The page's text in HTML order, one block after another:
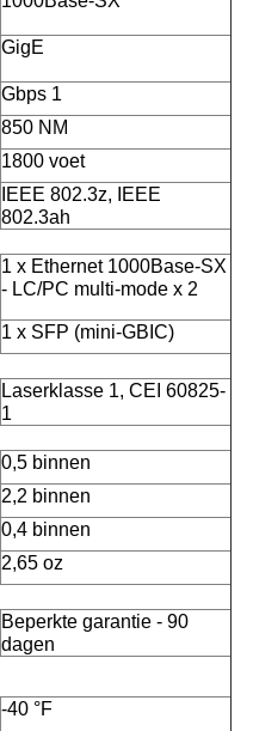
GigE
Gbps 1
850 NM
1800 voet
IEEE 802.3z, IEEE
802.3ah
1 x Ethernet 1000Base-SX
- LC/PC multi-mode x 2
1 x SFP (mini-GBIC)
Laserklasse 1, CEI 60825-
1
0,5 binnen
2,2 binnen
0,4 binnen
2,65 oz
Beperkte garantie - 90
dagen
-40 °F